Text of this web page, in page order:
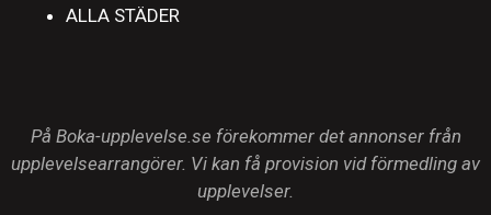
ALLA STÄDER
På Boka-upplevelse.se förekommer det annonser från
upplevelsearrangörer. Vi kan få provision vid förmedling av
upplevelser.